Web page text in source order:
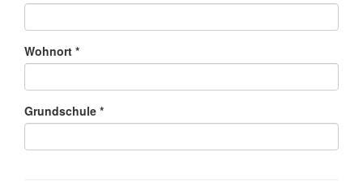
Wohnort *
Grundschule *